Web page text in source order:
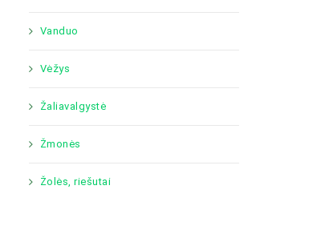
Vanduo
Vėžys
Žaliavalgystė
Žmonės
Žolės, riešutai